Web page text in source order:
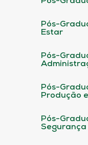
Pós-
Estar
Pós-
Pós-
Produção
Pós-